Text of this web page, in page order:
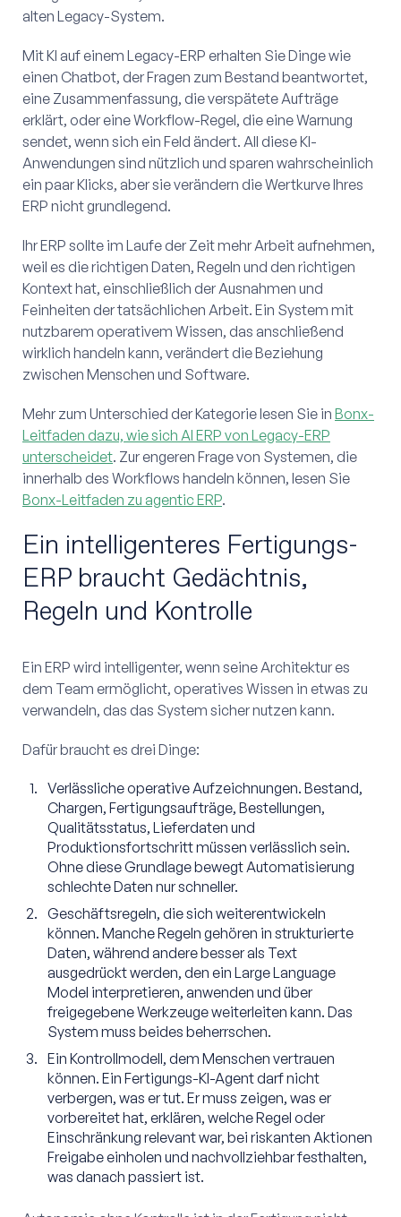
alten Legacy-System.
Mit KI auf einem Legacy-ERP erhalten Sie Dinge wie
einen Chatbot, der Fragen zum Bestand beantwortet,
eine Zusammenfassung, die verspätete Aufträge
erklärt, oder eine Workflow-Regel, die eine Warnung
sendet, wenn sich ein Feld ändert. All diese KI-
Anwendungen sind nützlich und sparen wahrscheinlich
ein paar Klicks, aber sie verändern die Wertkurve Ihres
ERP nicht grundlegend.
Ihr ERP sollte im Laufe der Zeit mehr Arbeit aufnehmen,
weil es die richtigen Daten, Regeln und den richtigen
Kontext hat, einschließlich der Ausnahmen und
Feinheiten der tatsächlichen Arbeit. Ein System mit
nutzbarem operativem Wissen, das anschließend
wirklich handeln kann, verändert die Beziehung
zwischen Menschen und Software.
Mehr zum Unterschied der Kategorie lesen Sie in Bonx-
Leitfaden dazu, wie sich AI ERP von Legacy-ERP
unterscheidet. Zur engeren Frage von Systemen, die
innerhalb des Workflows handeln können, lesen Sie
Bonx-Leitfaden zu agentic ERP.
Ein intelligenteres Fertigungs-
ERP braucht Gedächtnis,
Regeln und Kontrolle
Ein ERP wird intelligenter, wenn seine Architektur es
dem Team ermöglicht, operatives Wissen in etwas zu
verwandeln, das das System sicher nutzen kann.
Dafür braucht es drei Dinge:
Verlässliche operative Aufzeichnungen. Bestand,
Chargen, Fertigungsaufträge, Bestellungen,
Qualitätsstatus, Lieferdaten und
Produktionsfortschritt müssen verlässlich sein.
Ohne diese Grundlage bewegt Automatisierung
schlechte Daten nur schneller.
Geschäftsregeln, die sich weiterentwickeln
können. Manche Regeln gehören in strukturierte
Daten, während andere besser als Text
ausgedrückt werden, den ein Large Language
Model interpretieren, anwenden und über
freigegebene Werkzeuge weiterleiten kann. Das
System muss beides beherrschen.
Ein Kontrollmodell, dem Menschen vertrauen
können. Ein Fertigungs-KI-Agent darf nicht
verbergen, was er tut. Er muss zeigen, was er
vorbereitet hat, erklären, welche Regel oder
Einschränkung relevant war, bei riskanten Aktionen
Freigabe einholen und nachvollziehbar festhalten,
was danach passiert ist.